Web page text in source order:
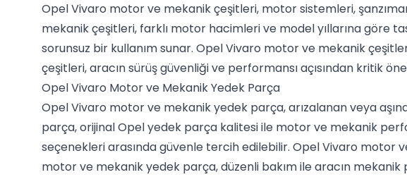
Opel Vivaro motor ve mekanik çeşitleri, motor sistemleri,
mekanik çeşitleri, farklı motor hacimleri ve model yıllarına göre
sorunsuz bir kullanım sunar. Opel Vivaro motor ve mekanik
çeşitleri, aracın sürüş güvenliği ve performansı açısından kritik
Opel Vivaro Motor ve Mekanik Yedek Parça
Opel Vivaro motor ve mekanik yedek parça, arızalanan veya
parça, orijinal Opel yedek parça kalitesi ile motor ve mekanik
seçenekleri arasında güvenle tercih edilebilir. Opel Vivaro motor
motor ve mekanik yedek parça, düzenli bakım ile aracın